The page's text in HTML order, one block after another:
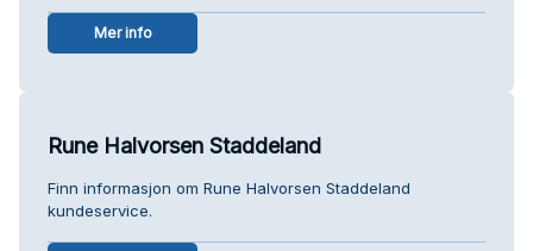
Mer info
Rune Halvorsen Staddeland
Finn informasjon om Rune Halvorsen Staddeland
kundeservice.